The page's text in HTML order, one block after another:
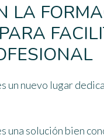
LA
un nuevo lugar
una solución bien